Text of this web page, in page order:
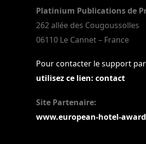
Platinium Publications de
262 allée des Cougoussolles
06110 Le Cannet – France
Pour contacter le support
utilisez ce lien: contact
Site Partenaire:
www.european-hotel-